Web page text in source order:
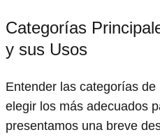
Categorías
y sus Usos
Entender las categorías
elegir los más adecuados
presentamos una breve